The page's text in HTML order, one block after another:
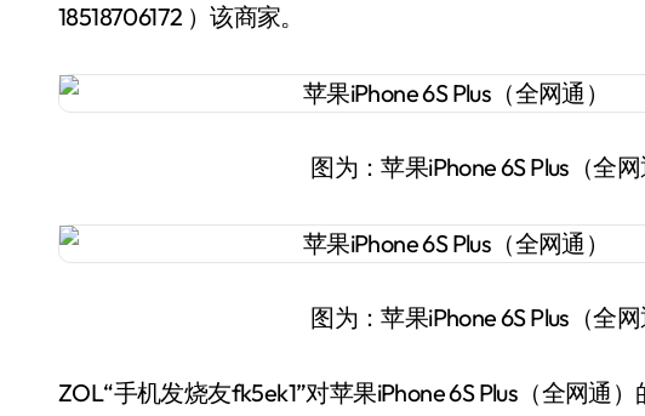
18518706172 ）该商家。
图为：苹果iPhone 6S Plus（全
图为：苹果iPhone 6S Plus（全
ZOL“手机发烧友fk5ek1”对苹果iPhone 6S Plus（全网通）